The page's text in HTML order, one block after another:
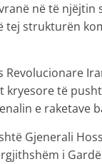
në të njëjtin
tej strukturën
Revolucionare
kryesore të
e raketave
Gjenerali
i